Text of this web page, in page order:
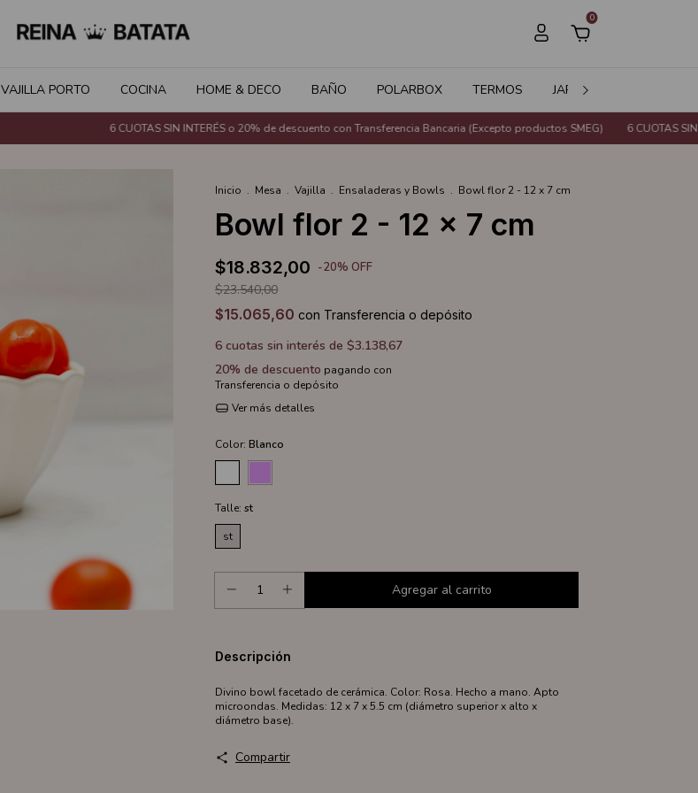
0
VAJILLA PORTO COCINA HOME & DECO BAÑO POLARBOX TERMOS JARDÍN
6 CUOTAS SIN INTERÉS o 20% de descuento con Transferencia Bancaria (Excepto productos SMEG) 6 CUOTAS SIN
Inicio . Mesa . Vajilla . Ensaladeras y Bowls . Bowl flor 2 - 12 x 7 cm
Bowl flor 2 - 12 x 7 cm
$18.832,00 -20% OFF
$23.540,00
$15.065,60 con Transferencia o depósito
6 cuotas sin interés de $3.138,67
20% de descuento pagando con
Transferencia o depósito
Ver más detalles
Color: Blanco
Talle: st
st
Descripción
Divino bowl facetado de cerámica. Color: Rosa. Hecho a mano. Apto
microondas. Medidas: 12 x 7 x 5.5 cm (diámetro superior x alto x
diámetro base).
Compartir